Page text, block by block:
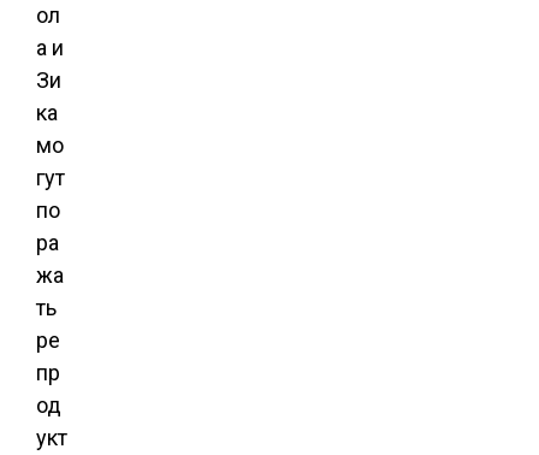
ол
а и
Зи
ка
мо
гут
по
ра
жа
ть
ре
пр
од
укт